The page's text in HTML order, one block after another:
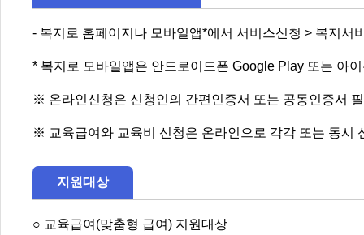
- 복지로 홈페이지나 모바일앱*에서 서비스신청 > 복지서
* 복지로 모바일앱은 안드로이드폰 Google Play 또는 아
※ 온라인신청은 신청인의 간편인증서 또는 공동인증서
※ 교육급여와 교육비 신청은 온라인으로 각각 또는 동시
지원대상
○ 교육급여(맞춤형 급여) 지원대상